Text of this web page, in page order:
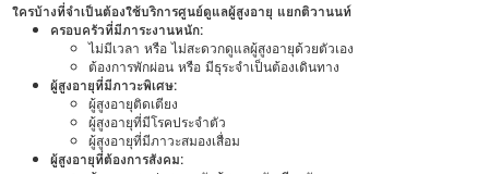
ใครบ้างที่จำเป็นต้องใช้บริการศูนย์ดูแลผู้สูงอายุ แยกติวานนท์
ครอบครัวที่มีภาระงานหนัก:
ไม่มีเวลา หรือ ไม่สะดวกดูแลผู้สูงอายุด้วยตัวเอง
ต้องการพักผ่อน หรือ มีธุระจำเป็นต้องเดินทาง
ผู้สูงอายุที่มีภาวะพิเศษ:
ผู้สูงอายุติดเตียง
ผู้สูงอายุที่มีโรคประจำตัว
ผู้สูงอายุที่มีภาวะสมองเสื่อม
ผู้สูงอายุที่ต้องการสังคม: